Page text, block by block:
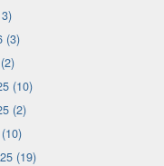
(3)
(10)
(2)
(19)